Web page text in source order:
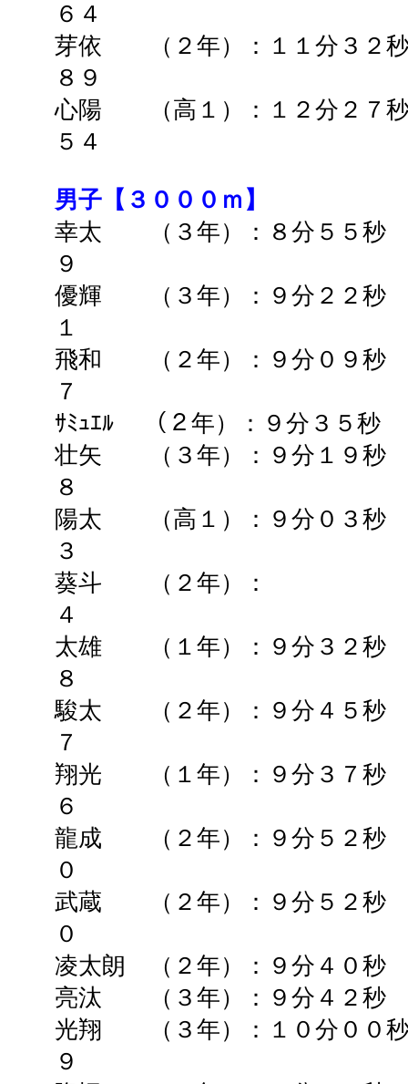
６４
芽依 （２年）：
１１分３２
８９
心陽 （高１）：１２分２７
５４
男子【３０００ｍ】
幸太 （３年）：８分５５
９
優輝 （３年）：９分２２
１
飛和 （２年）：９分０９
７
ｻﾐｭｴﾙ （２年）：９分３５
壮矢 （３年）：９分１９
８
陽太 （高１）：９分０３
３
葵斗 （２年）： ➡
４
太雄 （１年）：９分３２
８
駿太 （２年）：９分４５
７
翔光 （１年）：９分３７
６
龍成 （２年）：９分５２
０
武蔵 （２年）：９分５２
０
凌太朗 （２年）：９分４０
亮汰 （３年）：９分４
光翔 （３年）：１０分００
９